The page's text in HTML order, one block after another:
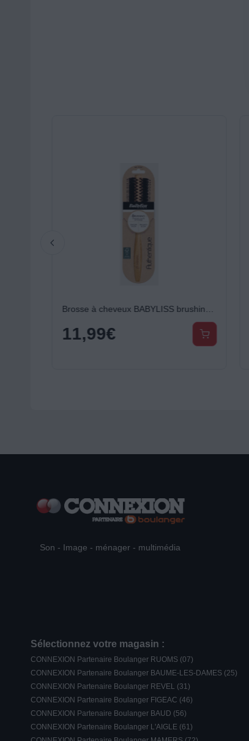
Brosse à cheveux BABYLISS brushing bois FSC Cheveux courts à mi longs
11,99€
Son - Image - ménager - multimédia
Sélectionnez votre magasin :
CONNEXION Partenaire Boulanger RUOMS (07)
CONNEXION Partenaire Boulanger BAUME-LES-DAMES (25)
CONNEXION Partenaire Boulanger REVEL (31)
CONNEXION Partenaire Boulanger FIGEAC (46)
CONNEXION Partenaire Boulanger BAUD (56)
CONNEXION Partenaire Boulanger L'AIGLE (61)